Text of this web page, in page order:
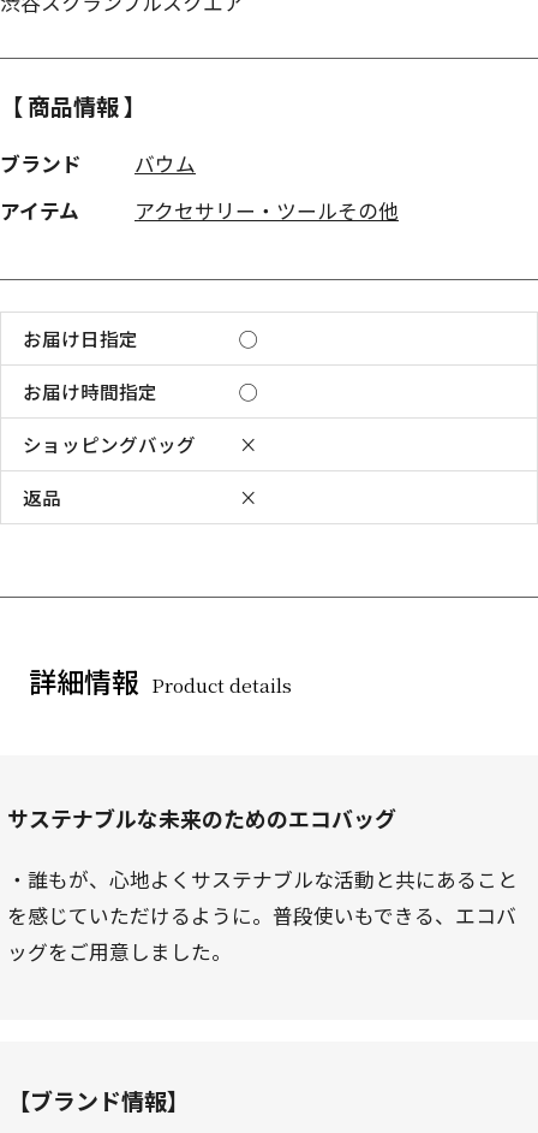
【 商品情報 】
ブランド
バウム
アイテム
アクセサリー・ツールその他
お届け日指定
◯
お届け時間指定
◯
ショッピングバッグ
×
返品
×
詳細情報 Product details
サステナブルな未来のためのエコバッグ
・誰もが、心地よくサステナブルな活動と共にあること
を感じていただけるように。普段使いもできる、エコバ
ッグをご用意しました。
【ブランド情報】